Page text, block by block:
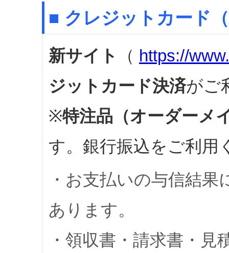
■ クレジットカード
新サイト （ https://
ジットカード決済がご
※特注品（オーダーメ
す。銀行振込をご利用
・お支払いの与信結
あります。
・領収書・請求書・